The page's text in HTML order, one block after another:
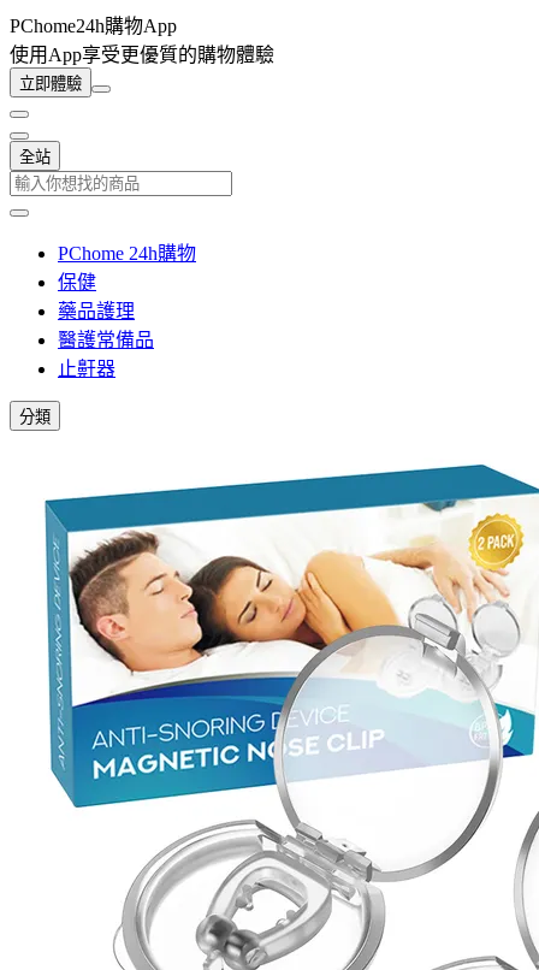
PChome24h購物App
使用App享受更優質的購物體驗
立即體驗
全站
PChome 24h購物
保健
藥品護理
醫護常備品
止鼾器
分類